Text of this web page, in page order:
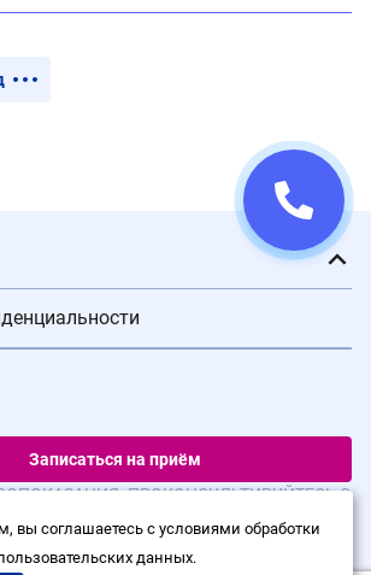
Записаться на приём
ПРОКОНСУЛЬТИРУЙТЕСЬ С
хирургии «Варикоза нет», 2026
вы соглашаетесь с условиями обработки
данных.